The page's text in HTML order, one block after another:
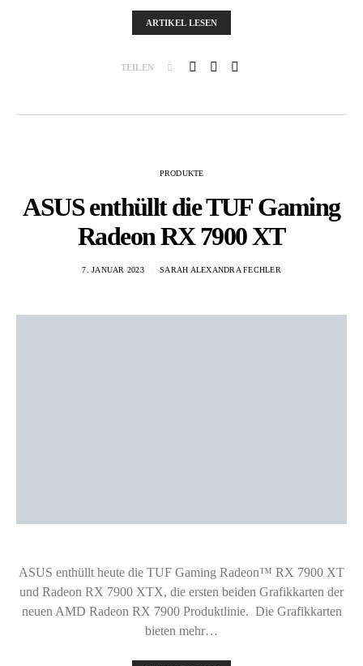
ARTIKEL LESEN
TEILEN
PRODUKTE
ASUS enthüllt die TUF Gaming
Radeon RX 7900 XT
7. JANUAR 2023 SARAH ALEXANDRA FECHLER
ASUS enthüllt heute die TUF Gaming Radeon™ RX 7900 XT
und Radeon RX 7900 XTX, die ersten beiden Grafikkarten der
neuen AMD Radeon RX 7900 Produktlinie. Die Grafikkarten
bieten mehr…